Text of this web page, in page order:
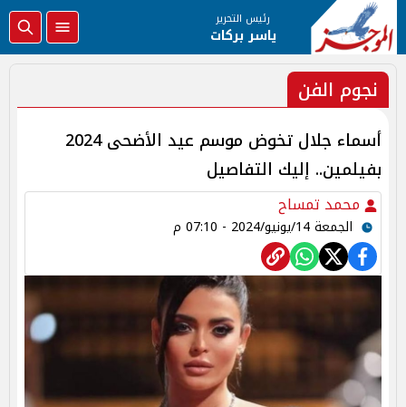
رئيس التحرير
ياسر بركات
نجوم الفن
أسماء جلال تخوض موسم عيد الأضحى 2024
بفيلمين.. إليك التفاصيل
محمد تمساح
الجمعة 14/يونيو/2024 - 07:10 م